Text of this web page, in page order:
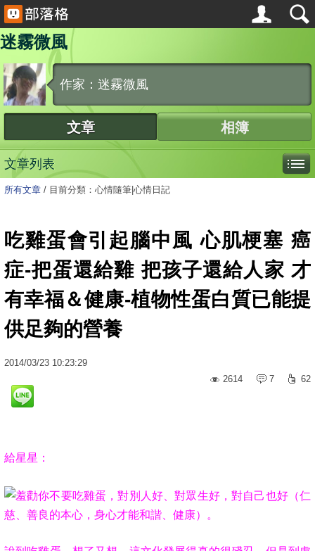
迷霧微風
作家：迷霧微風
文章 相簿
文章列表
所有文章 / 目前分類：心情隨筆|心情日記
吃雞蛋會引起腦中風 心肌梗塞 癌
症-把蛋還給雞 把孩子還給人家 才
有幸福＆健康-植物性蛋白質已能提
供足夠的營養
2014/03/23 10:23:29
2614
7 62
給星星：
勸你不要吃雞蛋，對別人好、對眾生好，對自己也好（仁
慈、善良的本心，身心才能和諧、健康）。